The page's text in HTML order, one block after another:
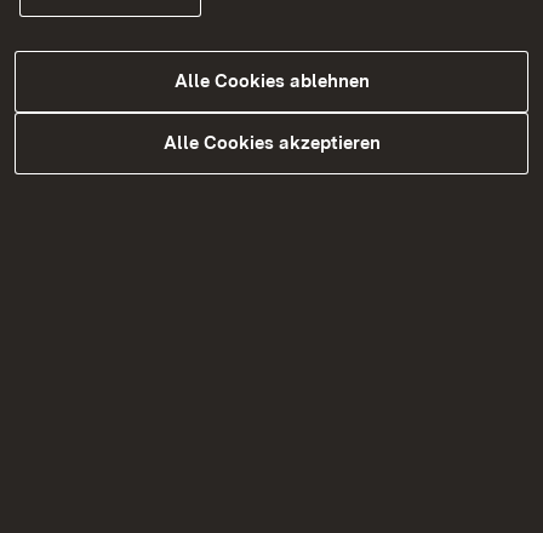
Alle Cookies ablehnen
Alle Cookies akzeptieren